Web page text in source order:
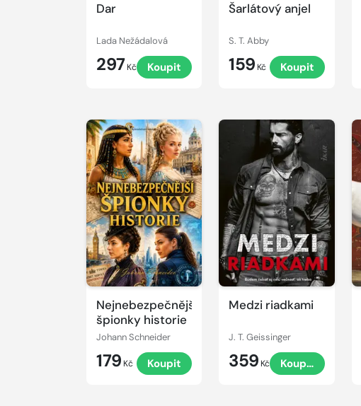
Dar
Lada Nežádalová
297Kč Koupit
Šarlátový anjel
S. T. Abby
159 Kč Koupit
Nejnebezpečnější
špionky historie
Johann Schneider
179 Kč Koupit
Medzi riadkami
J. T. Geissinger
359 Kč Koupit